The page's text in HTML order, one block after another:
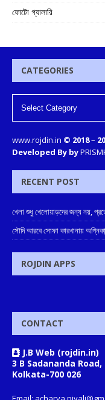
ফোটো গ্যালারি
CATEGORIES
www.rojdin.in © 2018–
Developed By by
RECENT POST
খেলা শুধু খেলোয়াড়দের জন্য নয়,
সৌদি আরবে সোফা কারখানায়
ROJDIN APPS
CONTACT
J.B Web (rojdin.in)
3 B Sadananda Road,
Kolkata-700 026